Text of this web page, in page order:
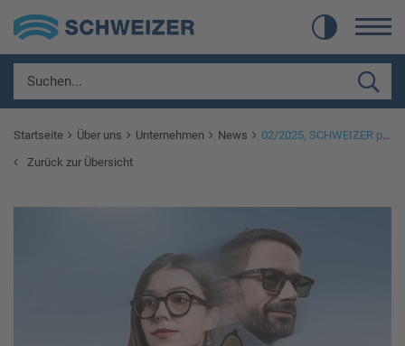
Startseite Über uns Unternehmen News
02/2025, SCHWEIZER präsentiert die neue Filterbrillen mit Magnetclip
Zurück zur Übersicht